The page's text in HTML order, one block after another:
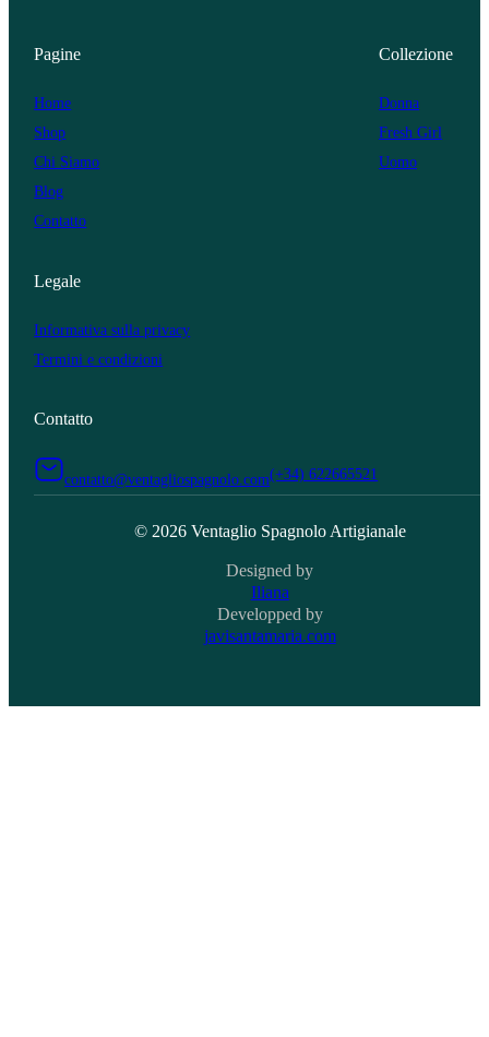
Pagine
Home
Shop
Chi Siamo
Blog
Contatto
Collezione
Donna
Fresh Girl
Uomo
Legale
Informativa sulla privacy
Termini e condizioni
Contatto
contatto@ventagliospagnolo.com(+34) 622665521
© 2026 Ventaglio Spagnolo Artigianale
Designed by
Iliana
Developped by
javisantamaria.com